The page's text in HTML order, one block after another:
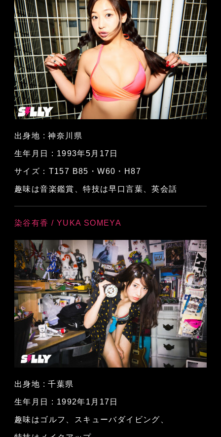
出身地 : 神奈川県
生年月日 : 1993年5月17日
サイズ：T157 B85・W60・H87
趣味は音楽鑑賞、特技は早口言葉、英会話
染谷有香 / YUKA SOMEYA
出身地 : 千葉県
生年月日 : 1992年1月17日
趣味はゴルフ、スキューバダイビング、